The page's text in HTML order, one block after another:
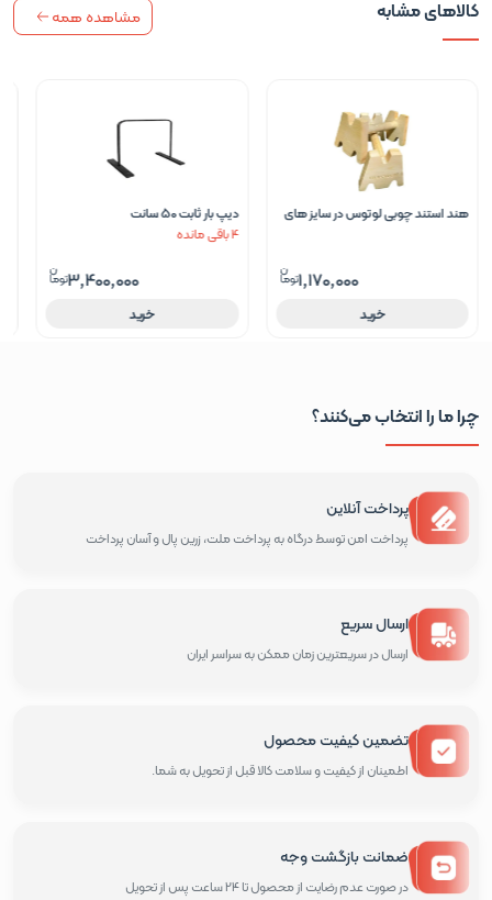
کالاهای مشابه مشاهده همه
هند استند چوبی لوتوس در سایز های
خرید
1,170,000
دیپ بار ثابت 50 سانت
4 باقی مانده
خرید
3,400,000
چرا ما را انتخاب می‌کنند؟
پرداخت آنلاین
پرداخت امن توسط درگاه به پرداخت ملت، زرین پال و آسان پرداخت
ارسال سریع
ارسال در سریعترین زمان ممکن به سراسر ایران
تضمین کیفیت محصول
اطمینان از کیفیت و سلامت کالا قبل از تحویل به شما.
ضمانت بازگشت وجه
در صورت عدم رضایت از محصول تا 24 ساعت پس از تحویل